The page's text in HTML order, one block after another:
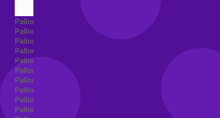
Palloncini Super Shape
Palloncini nascita super shape
Palloncini Battesimo super shape
Palloncini primo compleanno super shape
Palloncini personaggi super shape
Palloncini Comunione super shape
Palloncini cresima super shape
Palloncini laurea super shape
Palloncini compleanno super shape
Palloncini 18 anni super shape